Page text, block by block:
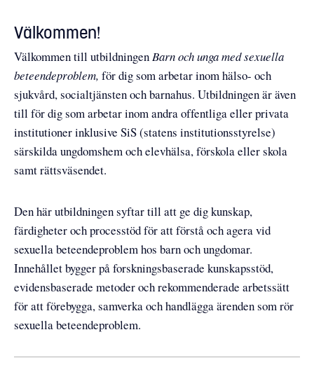
Välkommen!
Välkommen till utbildningen Barn och unga med sexuella
beteendeproblem, för dig som arbetar inom hälso- och
sjukvård, socialtjänsten och barnahus. Utbildningen är även
till för dig som arbetar inom andra offentliga eller privata
institutioner inklusive SiS (statens institutionsstyrelse)
särskilda ungdomshem och elevhälsa, förskola eller skola
samt rättsväsendet.
Den här utbildningen syftar till att ge dig kunskap,
färdigheter och processtöd för att förstå och agera vid
sexuella beteendeproblem hos barn och ungdomar.
Innehållet bygger på forskningsbaserade kunskapsstöd,
evidensbaserade metoder och rekommenderade arbetssätt
för att förebygga, samverka och handlägga ärenden som rör
sexuella beteendeproblem.